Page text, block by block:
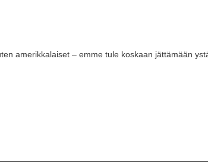
amerikkalaiset – emme tule koskaan jättämään